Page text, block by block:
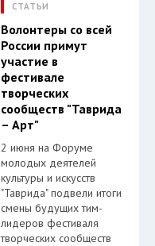
СТАТЬИ
Волонтеры со всей
России примут
участие в
фестивале
творческих
сообществ "Таврида
– Арт"
2 июня на Форуме
молодых деятелей
культуры и искусств
"Таврида" подвели итоги
смены будущих тим-
лидеров фестиваля
творческих сообществ